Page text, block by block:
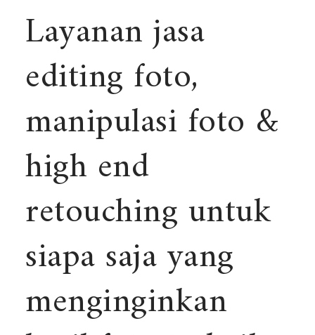
Layanan jasa
editing foto,
manipulasi foto &
high end
retouching untuk
siapa saja yang
menginginkan